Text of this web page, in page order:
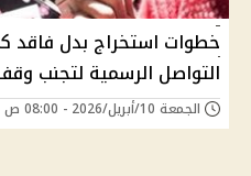
خطوات استخراج بدل فاقد
التواصل الرسمية لتجنب
الجمعة 10/أبريل/2026 - 08:00 ص